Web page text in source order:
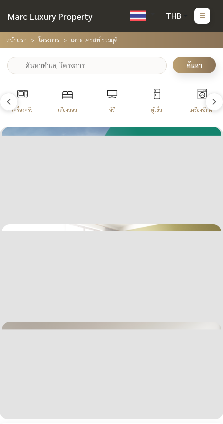
Marc Luxury Property THB
หน้าแรก โครงการ เดอะ เครสท์ ร่วมฤดี
ค้นหา
เครื่องครัว เตียงนอน ทีวี ตู้เย็น เครื่องซักผ้า